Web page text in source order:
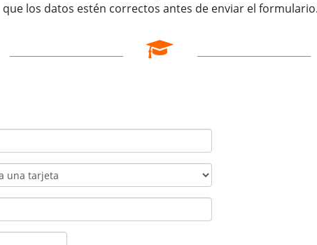
que los datos estén correctos antes de enviar el formulario.